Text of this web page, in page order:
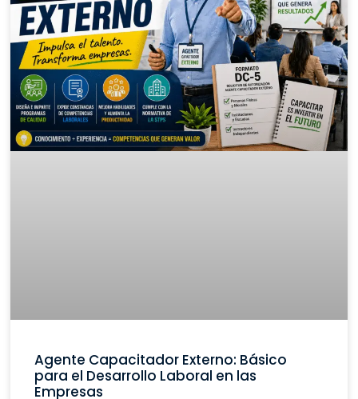
Agente Capacitador Externo: Básico
para el Desarrollo Laboral en las
Empresas